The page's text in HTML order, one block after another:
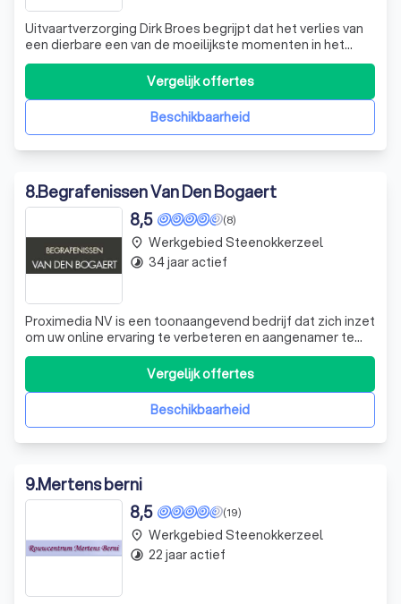
Uitvaartverzorging Dirk Broes begrijpt dat het verlies van
een dierbare een van de moeilijkste momenten in het
leven is. Wij zijn er om u te ondersteunen tijdens deze
zware periode. Met een persoonlijke en professionele
aanpak helpen we u bij het regelen van alle noodzakelijke
zaken. We luisteren naBeschikbaarheid
Vergelijk offertes
8.Begrafenissen Van Den Bogaert
(8)
8,5
Proximedia NV is een toonaangevend bedrijf dat zich inzet
om uw online ervaring te verbeteren en aangenamer te
maken. Wij zijn gespecialiseerd in het gebruik van cookies
om de inhoud van onze websites beter af te stemmen op
uw behoeften en voorkeuren. Onze expertise ligt in het
begrijpen van de unieBeschikbaarheid
Vergelijk offertes
place Werkgebied Steenokkerzeel
timelapse 34 jaar actief
9.Mertens berni
(19)
8,5
place Werkgebied Steenokkerzeel
timelapse 22 jaar actief